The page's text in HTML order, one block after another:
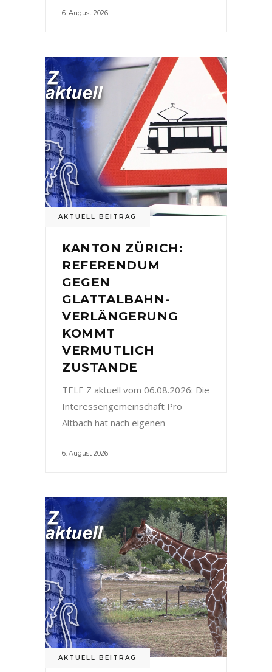
6. August 2026
AKTUELL BEITRAG
KANTON ZÜRICH:
REFERENDUM
GEGEN
GLATTALBAHN-
VERLÄNGERUNG
KOMMT
VERMUTLICH
ZUSTANDE
TELE Z aktuell vom 06.08.2026: Die
Interessengemeinschaft Pro
Altbach hat nach eigenen
6. August 2026
AKTUELL BEITRAG